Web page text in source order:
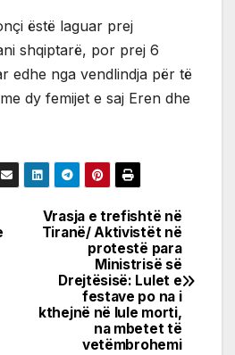
ëstë laguar prej
shqiptarë, por prej 6
edhe nga vendlindja për të
dy femijet e saj Eren dhe
Vrasja e trefishtë në
Tiranë/ Aktivistët në
protestë para
Ministrisë së
Drejtësisë: Lulet e
festave po na i
kthejnë në lule morti,
na mbetet të
vetëmbrohemi